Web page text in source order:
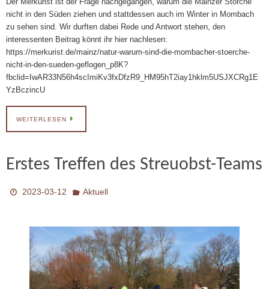
nicht in den Süden ziehen und stattdessen auch im Winter in Mombach
zu sehen sind. Wir durften dabei Rede und Antwort stehen, den
interessenten Beitrag könnt ihr hier nachlesen:
https://merkurist.de/mainz/natur-warum-sind-die-mombacher-stoerche-
nicht-in-den-sueden-geflogen_p8K?
fbclid=IwAR33N56h4scImiKv3fxDfzR9_HM95hT2iay1hklm5USJXCRg1E
YzBczincU
WEITERLESEN
Erstes Treffen des Streuobst-Teams
2023-03-12 Aktuell